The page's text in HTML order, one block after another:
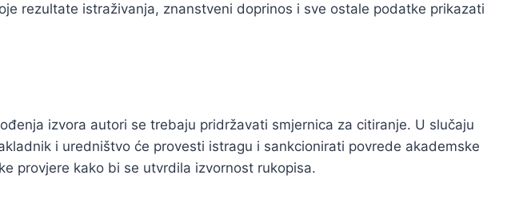
rezultate istraživanja, znanstveni doprinos i sve ostale podatke prikazati
izvora autori se trebaju pridržavati smjernica za citiranje. U slučaju
i uredništvo će provesti istragu i sankcionirati povrede akademske
provjere kako bi se utvrdila izvornost rukopisa.